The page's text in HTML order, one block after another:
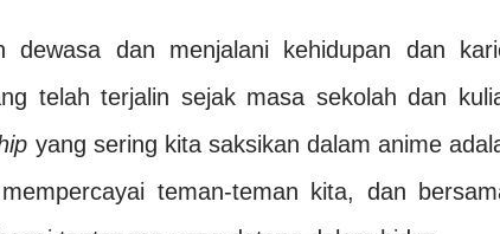
dewasa dan menjalani kehidupan dan
telah terjalin sejak masa sekolah dan
yang sering kita saksikan dalam anime
teman-teman kita, dan